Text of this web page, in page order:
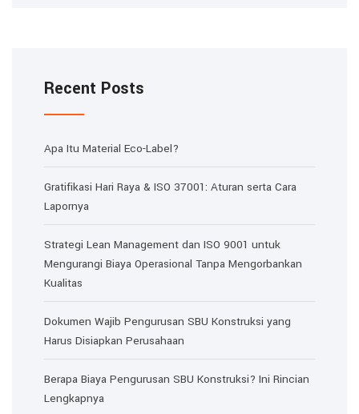
Recent Posts
Apa Itu Material Eco-Label?
Gratifikasi Hari Raya & ISO 37001: Aturan serta Cara
Lapornya
Strategi Lean Management dan ISO 9001 untuk
Mengurangi Biaya Operasional Tanpa Mengorbankan
Kualitas
Dokumen Wajib Pengurusan SBU Konstruksi yang
Harus Disiapkan Perusahaan
Berapa Biaya Pengurusan SBU Konstruksi? Ini Rincian
Lengkapnya